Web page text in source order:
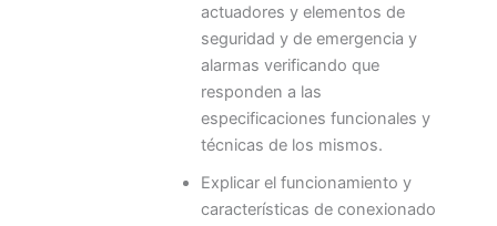
actuadores y elementos de
seguridad y de emergencia y
alarmas verificando que
responden a las
especificaciones funcionales y
técnicas de los mismos.
Explicar el funcionamiento y
características de conexionado